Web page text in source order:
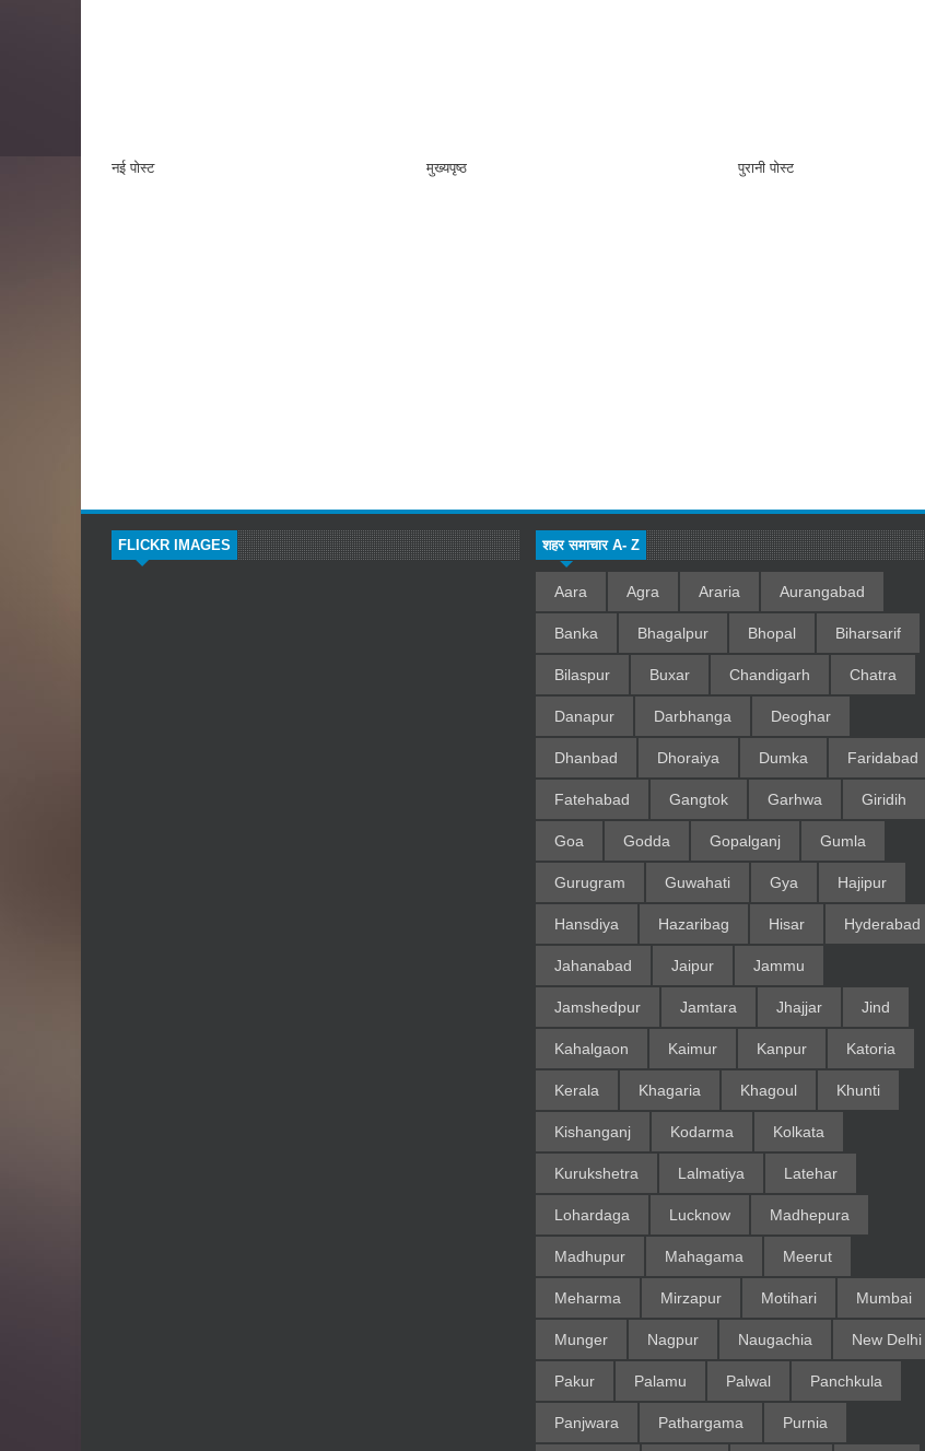
नई पोस्ट पुरानी पोस्ट
मुख्यपृष्ठ
FLICKR IMAGES शहर समाचार A- Z
Aara Agra Araria Aurangabad
Banka Bhagalpur Bhopal Biharsarif
Bilaspur Buxar Chandigarh Chatra
Danapur Darbhanga Deoghar
Dhanbad Dhoraiya Dumka Faridabad
Fatehabad Gangtok Garhwa Giridih
Goa Godda Gopalganj Gumla
Gurugram Guwahati Gya Hajipur
Hansdiya Hazaribag Hisar Hyderabad
Jahanabad Jaipur Jammu
Jamshedpur Jamtara Jhajjar Jind
Kahalgaon Kaimur Kanpur Katoria
Kerala Khagaria Khagoul Khunti
Kishanganj Kodarma Kolkata
Kurukshetra Lalmatiya Latehar
Lohardaga Lucknow Madhepura
Madhupur Mahagama Meerut
Meharma Mirzapur Motihari Mumbai
Munger Nagpur Naugachia New Delhi
Pakur Palamu Palwal Panchkula
Panjwara Pathargama Purnia